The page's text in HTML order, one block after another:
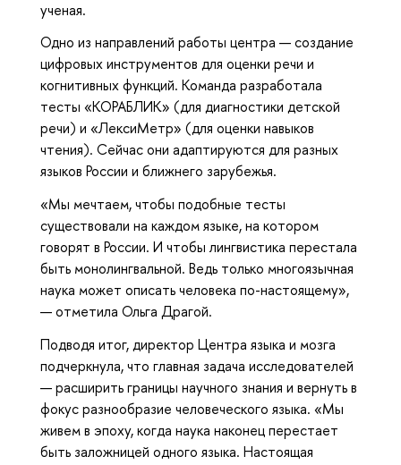
ученая.
Одно из направлений работы центра — создание
цифровых инструментов для оценки речи и
когнитивных функций. Команда разработала
тесты «КОРАБЛИК» (для диагностики детской
речи) и «ЛексиМетр» (для оценки навыков
чтения). Сейчас они адаптируются для разных
языков России и ближнего зарубежья.
«Мы мечтаем, чтобы подобные тесты
существовали на каждом языке, на котором
говорят в России. И чтобы лингвистика перестала
быть монолингвальной. Ведь только многоязычная
наука может описать человека по-настоящему»,
— отметила Ольга Драгой.
Подводя итог, директор Центра языка и мозга
подчеркнула, что главная задача исследователей
— расширить границы научного знания и вернуть в
фокус разнообразие человеческого языка. «Мы
живем в эпоху, когда наука наконец перестает
быть заложницей одного языка. Настоящая